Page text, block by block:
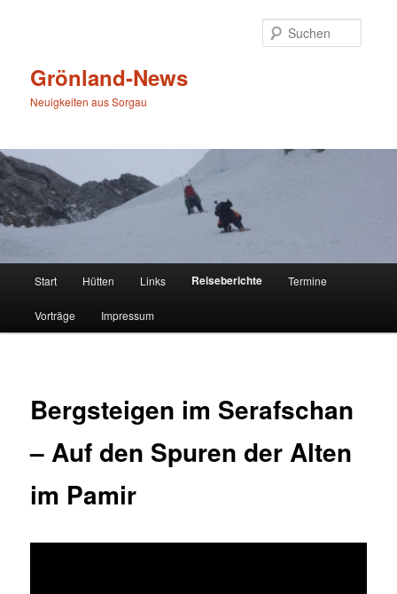
Grönland-News
Neuigkeiten aus Sorgau
Start Hütten Links Reiseberichte Termine
Vorträge Impressum
Bergsteigen im Serafschan
– Auf den Spuren der Alten
im Pamir